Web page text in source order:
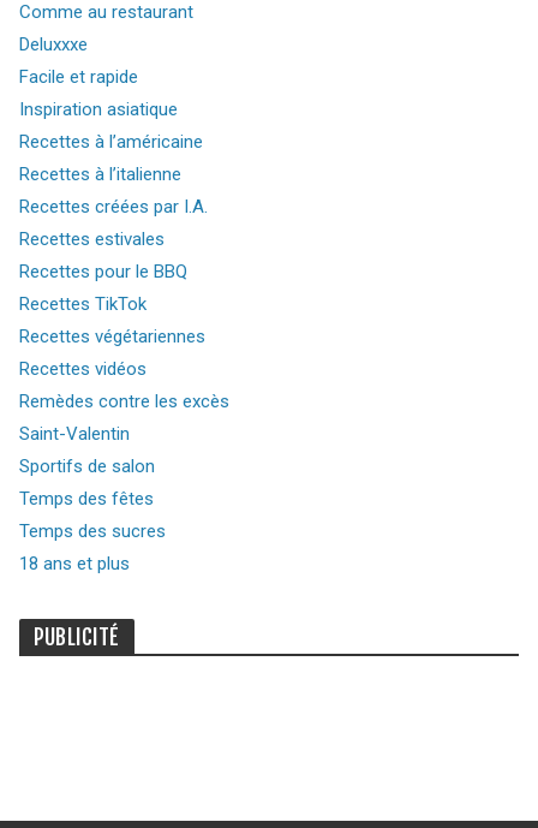
Comme au restaurant
Deluxxxe
Facile et rapide
Inspiration asiatique
Recettes à l’américaine
Recettes à l’italienne
Recettes créées par I.A.
Recettes estivales
Recettes pour le BBQ
Recettes TikTok
Recettes végétariennes
Recettes vidéos
Remèdes contre les excès
Saint-Valentin
Sportifs de salon
Temps des fêtes
Temps des sucres
18 ans et plus
PUBLICITÉ